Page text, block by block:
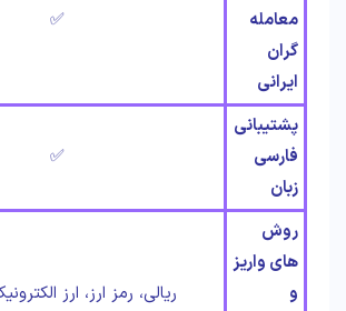
معامله
گران
ایرانی
✅
پشتیبانی
فارسی
زبان
✅
روش
های واریز
و
ریالی، رمز ارز، ارز